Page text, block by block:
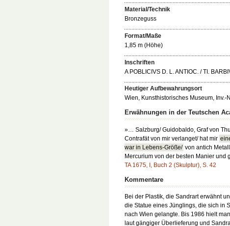
Material/Technik
Bronzeguss
Format/Maße
1,85 m (Höhe)
Inschriften
A POBLICIVS D. L. ANTIOC. / TI.
Heutiger Aufbewahrungsort
Wien, Kunsthistorisches Museum, Inv.-
Erwähnungen in der Teutschen
»… Salzburg/ Guidobaldo, Graf von
Contrafät von mir verlanget/ hat mir
war in Lebens-Größe/ von antich
Mercurium von der besten Manier und
TA 1675, I, Buch 2 (Skulptur), S. 42
Kommentare
Bei der Plastik, die Sandrart erwähnt
die Statue eines Jünglings, die sich in
nach Wien gelangte. Bis 1986 hielt
laut gängiger Überlieferung und